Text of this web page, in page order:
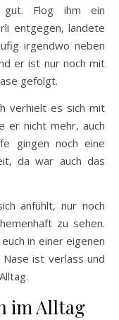
gut. Flog ihm ein
entgegen, landete
irgendwo neben
er ist nur noch mit
gefolgt.
verhielt es sich mit
er nicht mehr, auch
gingen noch eine
da war auch das
anfühlt, nur noch
zu sehen.
in einer eigenen
ist verlass und
im Alltag